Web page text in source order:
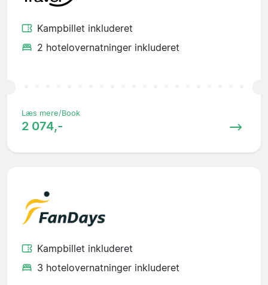
Kampbillet inkluderet
2 hotelovernatninger inkluderet
Læs mere/Book
2 074,-
Kampbillet inkluderet
3 hotelovernatninger inkluderet